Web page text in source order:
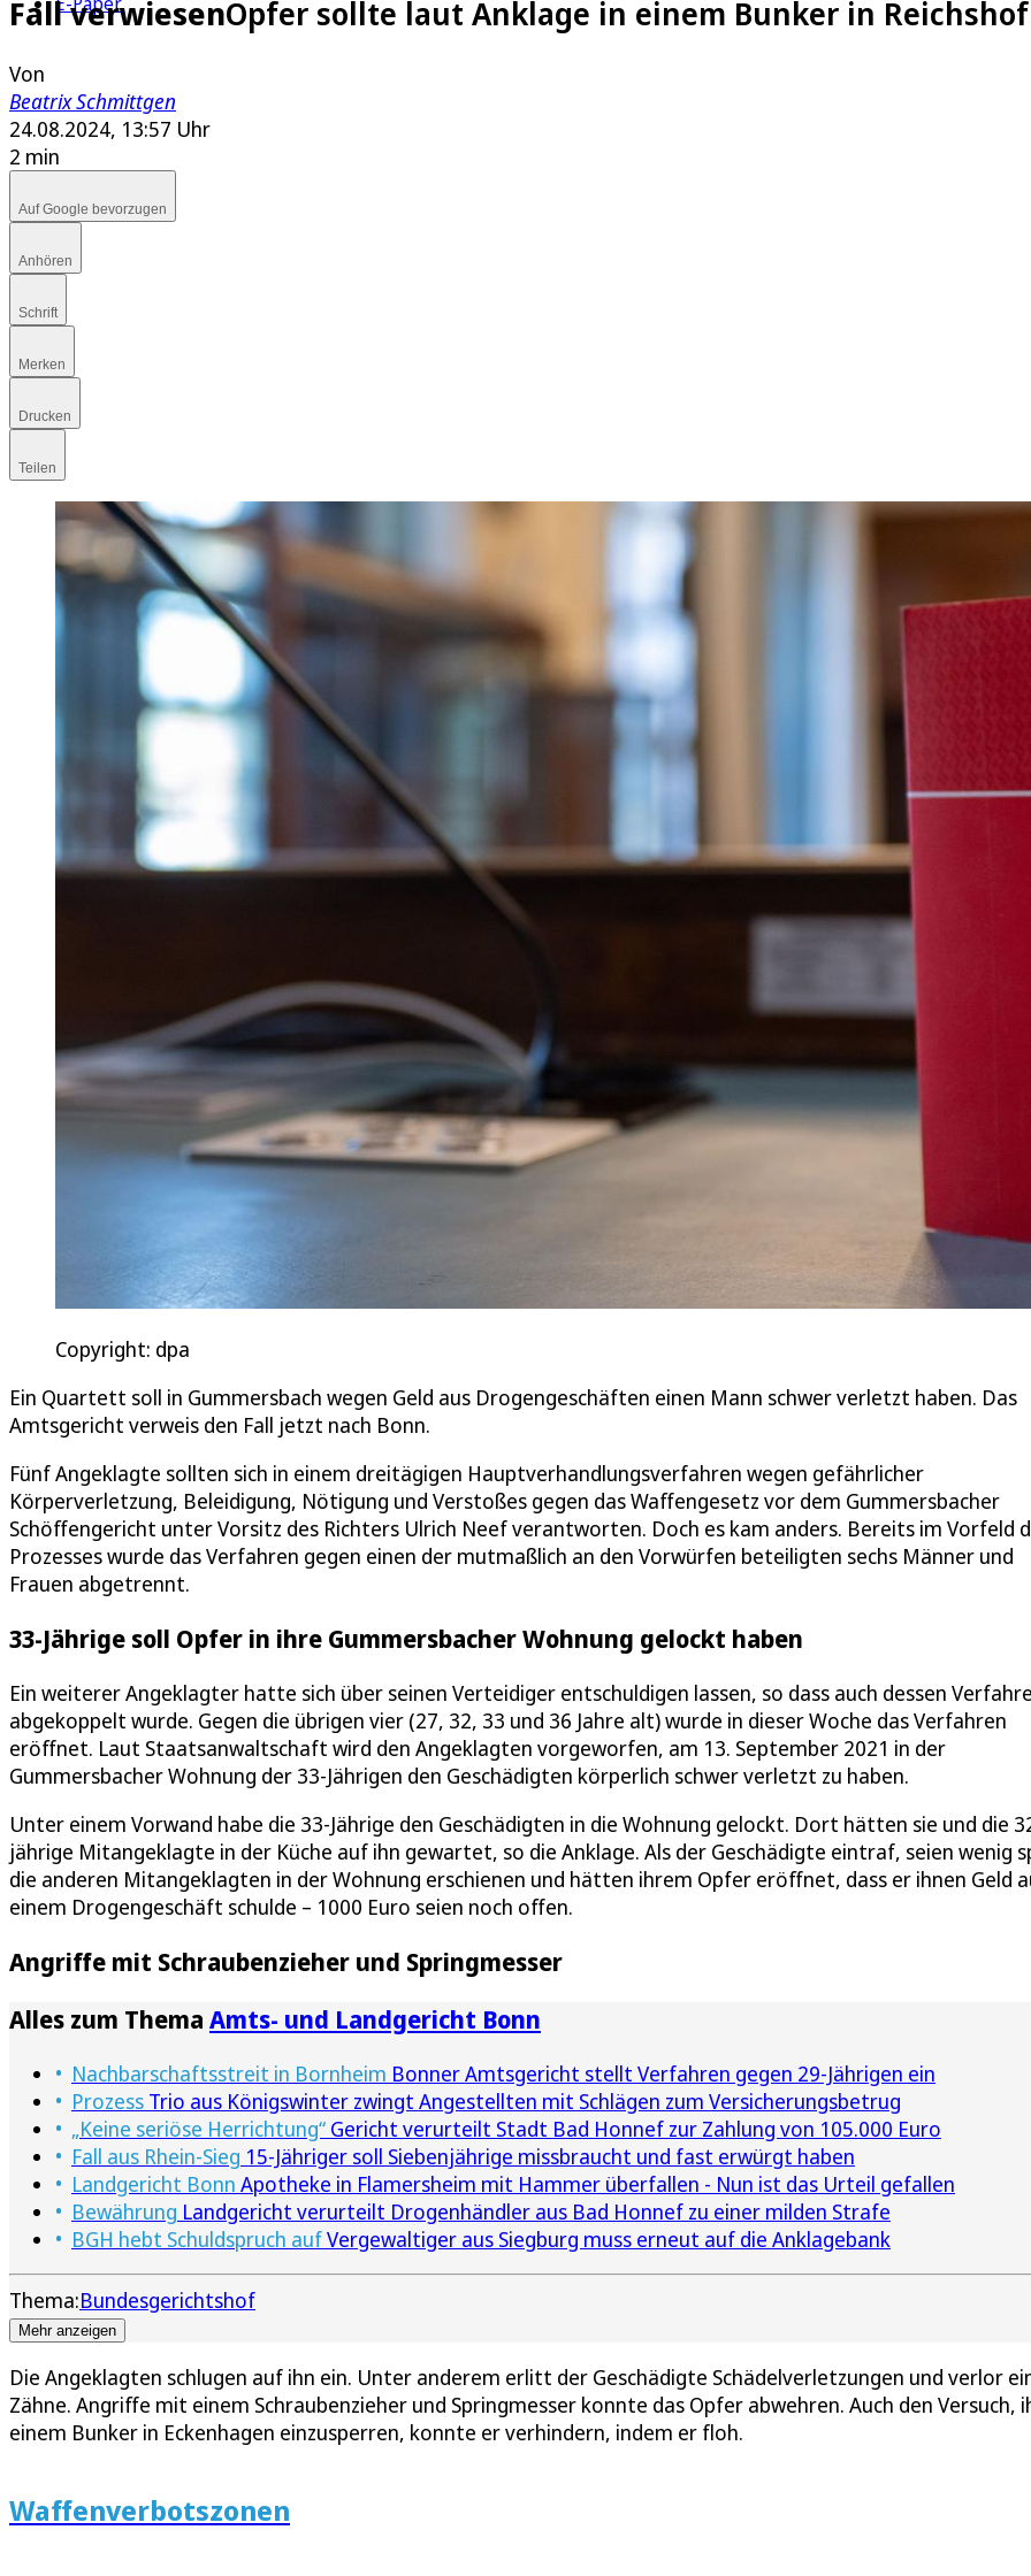
Fall verwiesenOpfer sollte laut Anklage in einem Bunker in
Von
Beatrix Schmittgen
24.08.2024, 13:57 Uhr
2 min
Auf Google bevorzugen
Anhören
Schrift
Merken
Drucken
Teilen
Copyright: dpa
Ein Quartett soll in Gummersbach wegen Geld aus Drogengeschäften einen Mann schwer verletzt haben. Das
Amtsgericht verweis den Fall jetzt nach Bonn.
Fünf Angeklagte sollten sich in einem dreitägigen Hauptverhandlungsverfahren wegen gefährlicher
Körperverletzung, Beleidigung, Nötigung und Verstoßes gegen das Waffengesetz vor dem Gummersbacher
Schöffengericht unter Vorsitz des Richters Ulrich Neef verantworten. Doch es kam anders. Bereits im Vorfeld
Prozesses wurde das Verfahren gegen einen der mutmaßlich an den Vorwürfen beteiligten sechs Männer und
Frauen abgetrennt.
33-Jährige soll Opfer in ihre Gummersbacher Wohnung gelockt haben
Ein weiterer Angeklagter hatte sich über seinen Verteidiger entschuldigen lassen, so dass auch dessen
abgekoppelt wurde. Gegen die übrigen vier (27, 32, 33 und 36 Jahre alt) wurde in dieser Woche das Verfahren
eröffnet. Laut Staatsanwaltschaft wird den Angeklagten vorgeworfen, am 13. September 2021 in der
Gummersbacher Wohnung der 33-Jährigen den Geschädigten körperlich schwer verletzt zu haben.
Unter einem Vorwand habe die 33-Jährige den Geschädigten in die Wohnung gelockt. Dort hätten sie und die
jährige Mitangeklagte in der Küche auf ihn gewartet, so die Anklage. Als der Geschädigte eintraf, seien wenig
die anderen Mitangeklagten in der Wohnung erschienen und hätten ihrem Opfer eröffnet, dass er ihnen Geld
einem Drogengeschäft schulde – 1000 Euro seien noch offen.
Angriffe mit Schraubenzieher und Springmesser
Alles zum Thema Amts- und Landgericht Bonn
Nachbarschaftsstreit in Bornheim Bonner Amtsgericht stellt Verfahren gegen 29-Jährigen ein
Prozess Trio aus Königswinter zwingt Angestellten mit Schlägen zum Versicherungsbetrug
„Keine seriöse Herrichtung“ Gericht verurteilt Stadt Bad Honnef zur Zahlung von 105.000 Euro
Fall aus Rhein-Sieg 15-Jähriger soll Siebenjährige missbraucht und fast erwürgt haben
Landgericht Bonn Apotheke in Flamersheim mit Hammer überfallen - Nun ist das Urteil gefallen
Bewährung Landgericht verurteilt Drogenhändler aus Bad Honnef zu einer milden Strafe
BGH hebt Schuldspruch aufVergewaltiger aus Siegburg muss erneut auf die Anklagebank
Thema:Bundesgerichtshof
Mehr anzeigen
Die Angeklagten schlugen auf ihn ein. Unter anderem erlitt der Geschädigte Schädelverletzungen und verlor
Zähne. Angriffe mit einem Schraubenzieher und Springmesser konnte das Opfer abwehren. Auch den Versuch,
einem Bunker in Eckenhagen einzusperren, konnte er verhindern, indem er floh.
Waffenverbotszonen